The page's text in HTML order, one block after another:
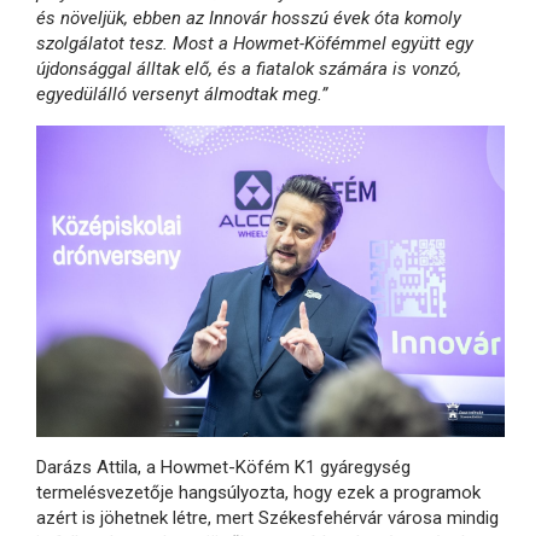
és növeljük, ebben az Innovár hosszú évek óta komoly
szolgálatot tesz. Most a Howmet-Köfémmel együtt egy
újdonsággal álltak elő, és a fiatalok számára is vonzó,
egyedülálló versenyt álmodtak meg.”
Darázs Attila, a Howmet-Köfém K1 gyáregység
termelésvezetője hangsúlyozta, hogy ezek a programok
azért is jöhetnek létre, mert Székesfehérvár városa mindig